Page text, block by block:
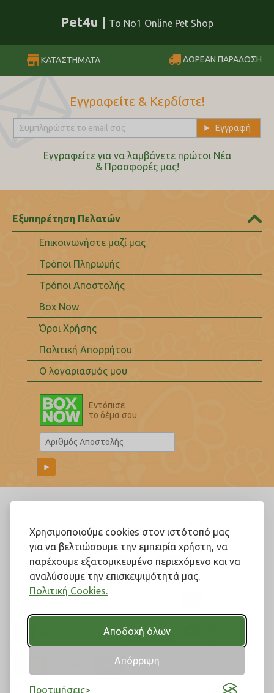
Χρησιμοποιούμε cookies στον ιστότοπό μας
για να βελτιώσουμε την εμπειρία χρήστη, να
παρέχουμε εξατομικευμένο περιεχόμενο και να
αναλύσουμε την επισκεψιμότητά μας.
Πολιτική Cookies.
Αποδοχή όλων
Απόρριψη
Προτιμήσεις
Pet4u | Το No1 Online Pet Shop
ΚΑΤΑΣΤΗΜΑΤΑ ΔΩΡΕΑΝ ΠΑΡΑΔΟΣΗ
Εγγραφείτε & Κερδίστε!
Εγγραφείτε για να λαμβάνετε πρώτοι Nέα
& Προσφορές μας!
Εξυπηρέτηση Πελατών
Επικοινωνήστε μαζί μας
Τρόποι Πληρωμής
Τρόποι Αποστολής
Box Now
Όροι Χρήσης
Πολιτική Απορρήτου
Ο λογαριασμός μου
Εντόπισε
το δέμα σου
Ακολουθήστε μας!